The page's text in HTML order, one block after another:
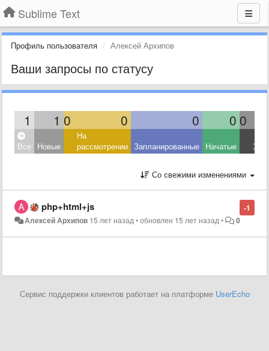
Sublime Text
Профиль пользователя Алексей Архипов
Ваши запросы по статусу
1 1 0 0 0 0 0
Все Новые
На
рассмотрении Запланированные Начатые
Со свежими изменениями
-1
php+html+js
Алексей Архипов 15 лет назад•обновлен 15 лет назад• 0
Сервис поддержки клиентов работает на платформе UserEcho